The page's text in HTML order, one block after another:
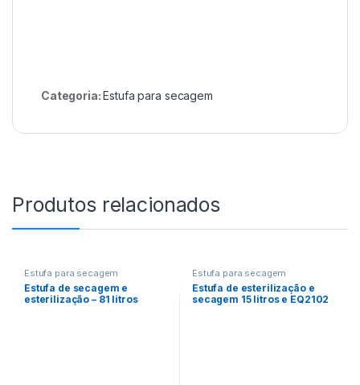
Categoria:Estufa para secagem
Produtos relacionados
Estufa para secagem
Estufa de secagem e
esterilização – 81 litros
Estufa para secagem
Estufa de esterilização e
secagem 15 litros e EQ2102